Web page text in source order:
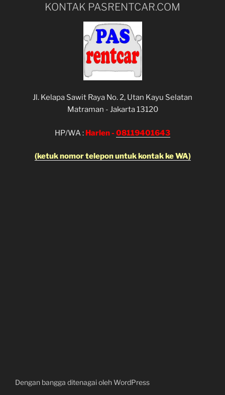
KONTAK PASRENTCAR.COM
Jl. Kelapa Sawit Raya No. 2, Utan Kayu Selatan
Matraman - Jakarta 13120
HP/WA : Harlen - 08119401643
(ketuk nomor telepon untuk kontak ke WA)
Dengan bangga ditenagai oleh WordPress